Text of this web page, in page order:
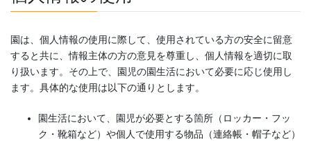
園は、個人情報の使用に際して、使用されている方の安全に留意
すると共に、情報主体の方の意見を尊重し、個人情報を適切に取
り扱います。その上で、園児の園生活において必要に応じ使用し
ます。具体的な使用は以下の通りとします。
園生活において、園児が必要とする箇所（ロッカー・フッ
ク・靴箱など）や個人で使用する物品（連絡帳・帽子など）